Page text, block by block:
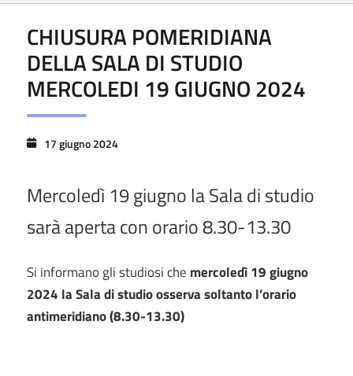
CHIUSURA POMERIDIANA
DELLA SALA DI STUDIO
MERCOLEDI 19 GIUGNO 2024
17 giugno 2024
Mercoledì 19 giugno la Sala di studio
sarà aperta con orario 8.30-13.30
Si informano gli studiosi che mercoledì 19 giugno
2024 la Sala di studio osserva soltanto l’orario
antimeridiano (8.30-13.30)